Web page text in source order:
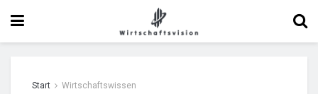
Start Wirtschaftswissen